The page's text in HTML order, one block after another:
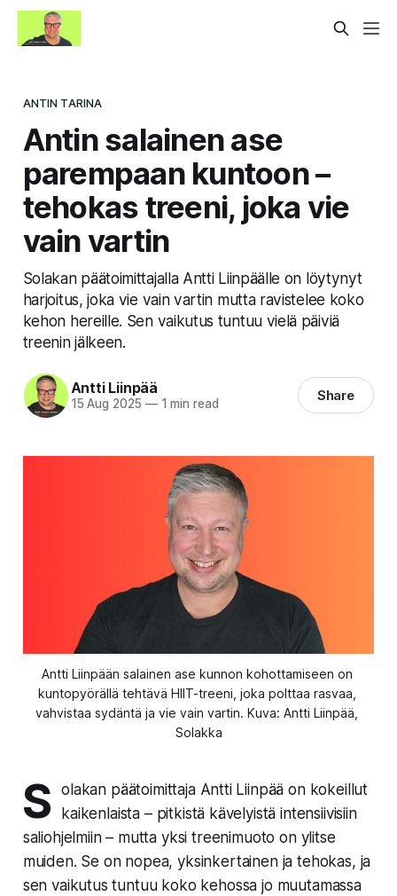
ANTIN TARINA
Antin salainen ase
parempaan kuntoon –
tehokas treeni, joka vie
vain vartin
Solakan päätoimittajalla Antti Liinpäälle on löytynyt
harjoitus, joka vie vain vartin mutta ravistelee koko
kehon hereille. Sen vaikutus tuntuu vielä päiviä
treenin jälkeen.
Antti Liinpää
15 Aug 2025 —1 min read Share
Antti Liinpään salainen ase kunnon kohottamiseen on
kuntopyörällä tehtävä HIIT-treeni, joka polttaa rasvaa,
vahvistaa sydäntä ja vie vain vartin. Kuva: Antti Liinpää,
Solakka
S
olakan päätoimittaja Antti Liinpää on kokeillut
kaikenlaista – pitkistä kävelyistä intensiivisiin
saliohjelmiin – mutta yksi treenimuoto on ylitse
muiden. Se on nopea, yksinkertainen ja tehokas, ja
sen vaikutus tuntuu koko kehossa jo muutamassa